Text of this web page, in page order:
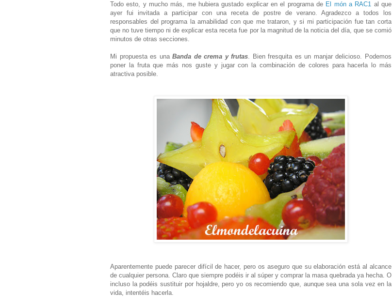
Todo esto, y mucho más, me hubiera gustado explicar en el programa de El món a RAC1 al que
ayer fui invitada a participar con una receta de postre de verano. Agradezco a todos los
responsables del programa la amabilidad con que me trataron, y si mi participación fue tan corta
que no tuve tiempo ni de explicar esta receta fue por la magnitud de la noticia del día, que se comió
minutos de otras secciones.
Mi propuesta es unaBanda de crema y frutas. Bien fresquita es un manjar delicioso. Podemos
poner la fruta que más nos guste y jugar con la combinación de colores para hacerla lo más
atractiva posible.
Aparentemente puede parecer difícil de hacer, pero os aseguro que su elaboración está al alcance
de cualquier persona. Claro que siempre podéis ir al súper y comprar la masa quebrada ya hecha. O
incluso la podéis sustituir por hojaldre, pero yo os recomiendo que, aunque sea una sola vez en la
vida, intentéis hacerla.